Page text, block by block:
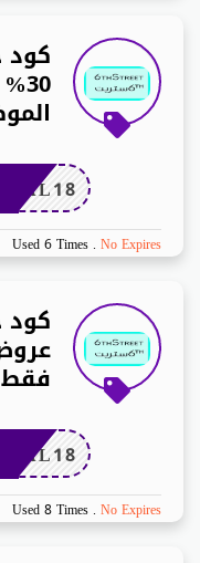
AL18
Used 6 Times . No Expires
فقط
AL18
Used 8 Times . No Expires